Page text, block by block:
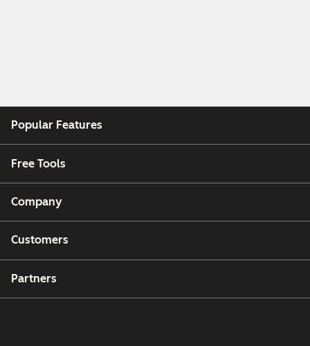
Popular Features
Free Tools
Company
Customers
Partners